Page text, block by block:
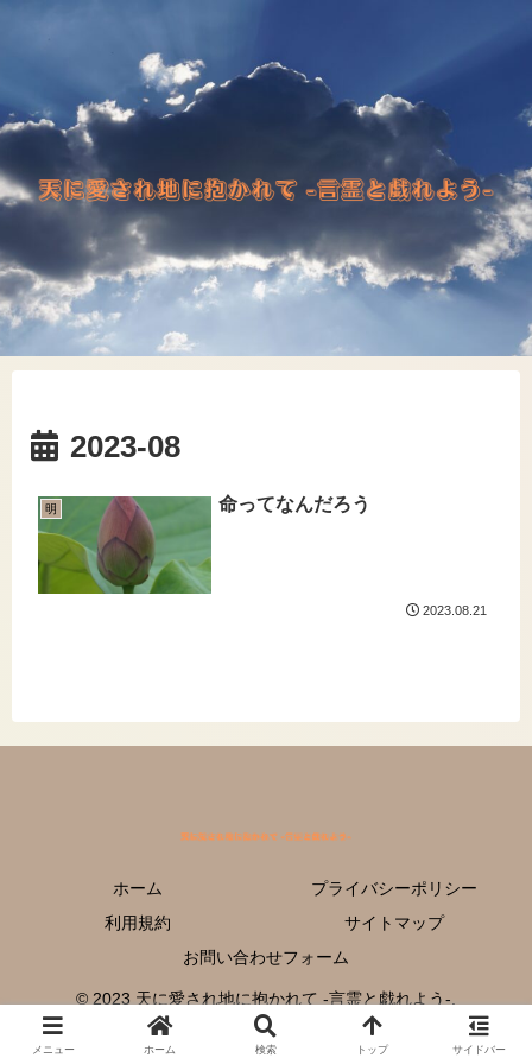
2023-08
明 命ってなんだろう
2023.08.21
ホーム
プライバシーポリシー
利用規約
サイトマップ
お問い合わせフォーム
© 2023 天に愛され地に抱かれて -言霊と戯れよう-.
メニュー ホーム 検索 トップ サイドバー